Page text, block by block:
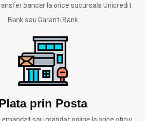
bancar la orice sucursala Unicredit
Bank sau Garanti Bank
prin Posta